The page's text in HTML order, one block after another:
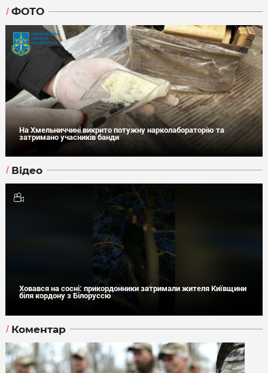
ФОТО
На Хмельниччині викрито потужну нарколабораторію та
затримано учасників банди
Відео
Ховався на сосні: прикордонники затримали жителя Київщини
біля кордону з Білоруссю
Коментар